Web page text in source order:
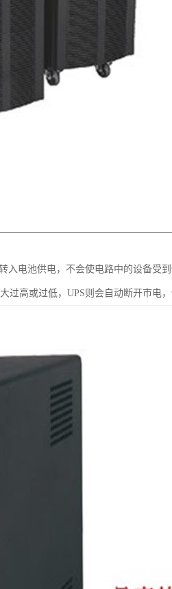
电池供电，不会使电路中的设备受到
高或过低，UPS则会自动断开市电，